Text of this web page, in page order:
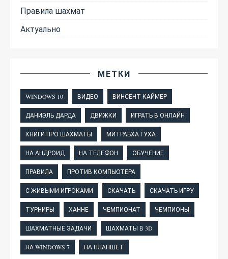
Правила шахмат
Актуально
МЕТКИ
WINDOWS 10 ВИДЕО ВИНСЕНТ КАЙМЕР
ДАНИЭЛЬ ДАРДА ДВИЖКИ ИГРАТЬ В ОНЛАЙН
КНИГИ ПРО ШАХМАТЫ МИТРАБХА ГУХА
НА АНДРОИД НА ТЕЛЕФОН ОБУЧЕНИЕ
ПРАВИЛА ПРОТИВ КОМПЬЮТЕРА
С ЖИВЫМИ ИГРОКАМИ СКАЧАТЬ СКАЧАТЬ ИГРУ
ТУРНИРЫ ХАННЕ ЧЕМПИОНАТ ЧЕМПИОНЫ
ШАХМАТНЫЕ ЗАДАЧИ ШАХМАТЫ В 3D
НА WINDOWS 7 НА ПЛАНШЕТ